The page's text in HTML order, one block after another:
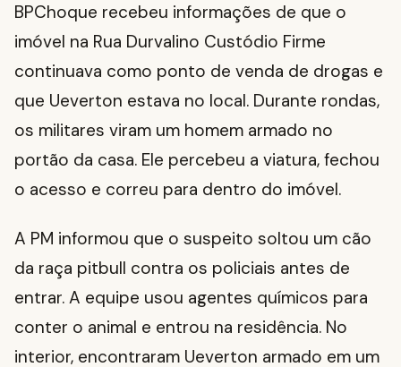
BPChoque recebeu informações de que o
imóvel na Rua Durvalino Custódio Firme
continuava como ponto de venda de drogas e
que Ueverton estava no local. Durante rondas,
os militares viram um homem armado no
portão da casa. Ele percebeu a viatura, fechou
o acesso e correu para dentro do imóvel.
A PM informou que o suspeito soltou um cão
da raça pitbull contra os policiais antes de
entrar. A equipe usou agentes químicos para
conter o animal e entrou na residência. No
interior, encontraram Ueverton armado em um